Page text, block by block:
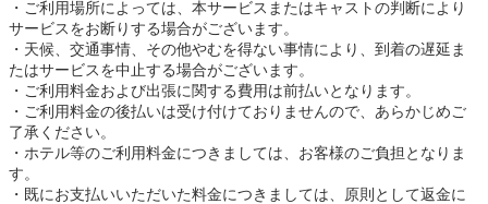
ご利用場所によっては、本サービスまたはキャストの判断により
サービスをお断りする場合がございます。
天候、交通事情、その他やむを得ない事情により、到着の遅延ま
たはサービスを中止する場合がございます。
ご利用料金および出張に関する費用は前払いとなります。
ご利用料金の後払いは受け付けておりませんので、あらかじめご
了承ください。
ホテル等のご利用料金につきましては、お客様のご負担となりま
す。
既にお支払いいただいた料金につきましては、原則として返金に